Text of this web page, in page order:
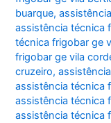
buarque,
assistência técnica
técnica frigobar ge
frigobar ge vila
cruzeiro,
assistência técnica
assistência técnica
assistência técnica